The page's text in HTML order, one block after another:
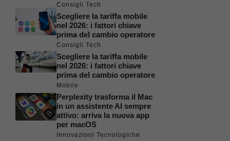
Consigli Tech
Scegliere la tariffa mobile
nel 2026: i fattori chiave
prima del cambio operatore
Consigli Tech
Scegliere la tariffa mobile
nel 2026: i fattori chiave
prima del cambio operatore
Mobile
Perplexity trasforma il Mac
in un assistente AI sempre
attivo: arriva la nuova app
per macOS
Innovazioni Tecnologiche